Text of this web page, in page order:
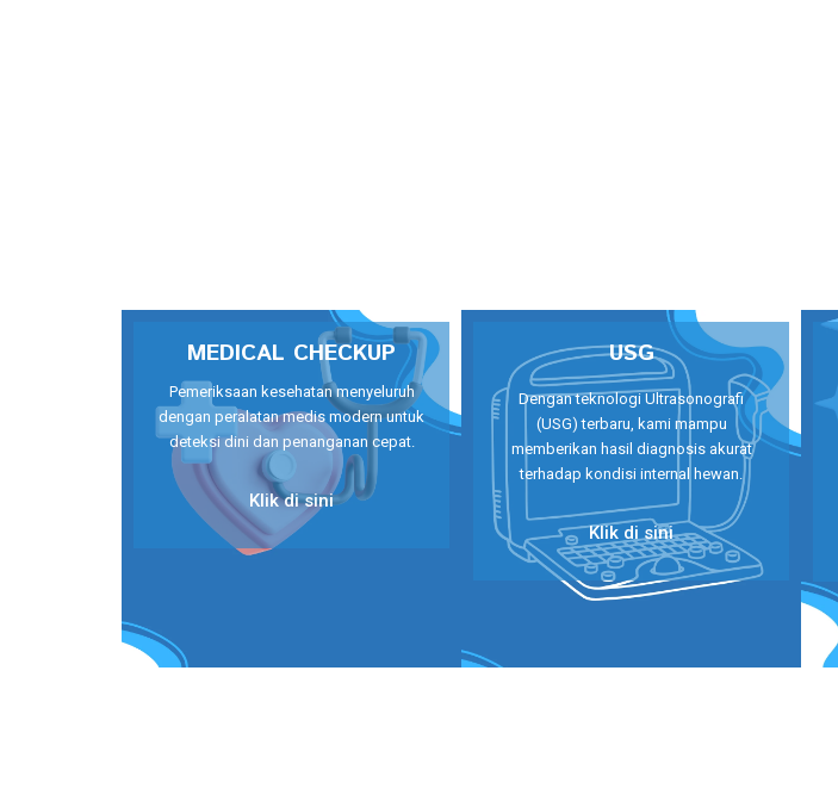
MEDICAL CHECKUP
Pemeriksaan kesehatan menyeluruh
dengan peralatan medis modern untuk
deteksi dini dan penanganan cepat.
Klik di sini
USG
Dengan teknologi Ultrasonografi
(USG) terbaru, kami mampu
memberikan hasil diagnosis akurat
terhadap kondisi internal hewan.
Klik di sini